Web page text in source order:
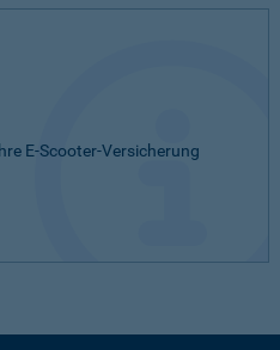
E-Scooter-Versicherung